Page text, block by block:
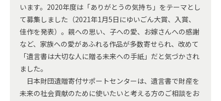
います。2020年度は「ありがとうの気持ち」をテーマとし
て募集しました（2021年1月5日にゆいごん大賞、入賞、
佳作を発表）。親への思い、子への愛、お嫁さんへの感謝
など、家族への愛があふれる作品が多数寄せられ、改めて
「遺言書は大切な人に贈る未来への手紙」だと気づかされ
ました。
日本財団遺贈寄付サポートセンターは、遺言書で財産を
未来の社会貢献のために使いたいと考える方のご相談をお